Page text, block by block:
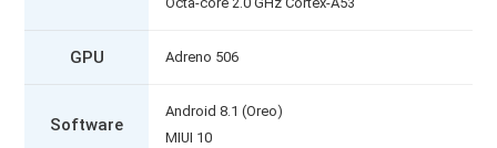
GPU Adreno 506
Software
Android 8.1 (Oreo)
MIUI 10